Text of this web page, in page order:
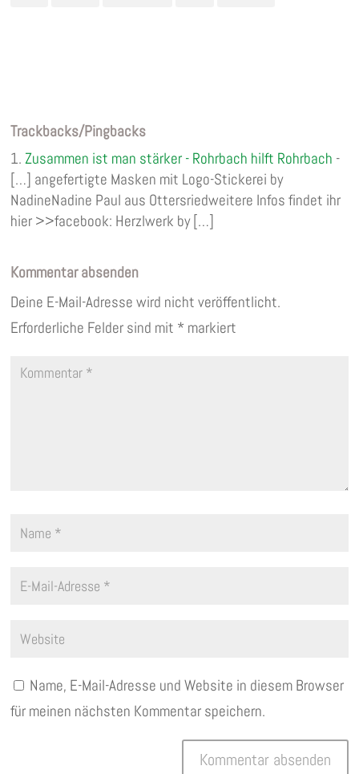
Trackbacks/Pingbacks
Zusammen ist man stärker - Rohrbach hilft Rohrbach -
[…] angefertigte Masken mit Logo-Stickerei by
NadineNadine Paul aus Ottersriedweitere Infos findet ihr
hier >>facebook: Herzlwerk by […]
Kommentar absenden
Deine E-Mail-Adresse wird nicht veröffentlicht.
Erforderliche Felder sind mit * markiert
Name, E-Mail-Adresse und Website in diesem Browser
für meinen nächsten Kommentar speichern.